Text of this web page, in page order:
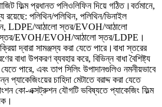
ফিল্ম প্রধানত পলিওলিফিন দিয়ে গঠিত।বর্তমানে,
রয়েছে: পলিথিন/পলিথিন, পলিথিন/ভিনাইল
LDPE/আঠালো স্তর/EVOH/আঠালো
EVOH/EVOH/আঠালো স্তর/LDPE।
দ্বারা সামঞ্জস্য করা যেতে পারে।বাধা স্তরের
বাধা উপকরণ ব্যবহার করে, বিভিন্ন বাধা বৈশিষ্ট্য
পারে, এবং তাপ সিলিং উপাদানগুলিও নমনীয়ভাবে
প্যাকেজিংয়ের চাহিদা মেটাতে বরাদ্দ করা যেতে
কো-এক্সট্রুশন যৌগটি ভবিষ্যতে প্যাকেজিং ফিল্ম